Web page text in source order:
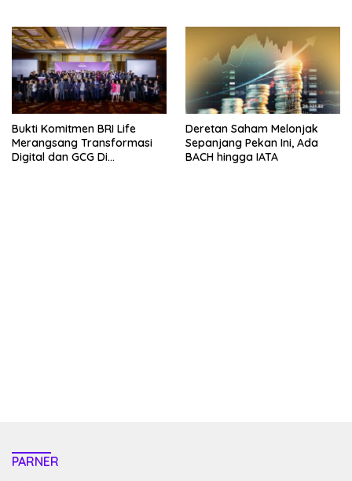
Bukti Komitmen BRI Life
Merangsang Transformasi
Digital dan GCG Di
Deretan Saham Melonjak
Sepanjang Pekan Ini, Ada
BACH hingga IATA
PARNER